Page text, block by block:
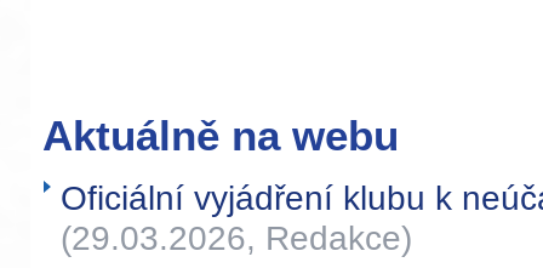
Aktuálně na webu
Oficiální vyjádření klubu k
(29.03.2026, Redakce)